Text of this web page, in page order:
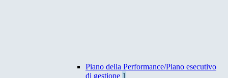
Piano della Performance/Piano esecutivo
di gestione 1